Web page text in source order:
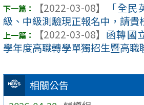
相關公告
【2022-03-08】
「全
級、中級測驗現正報名中，請貴
【2022-03-08】 函轉國
學年度高職轉學單獨招生暨高職